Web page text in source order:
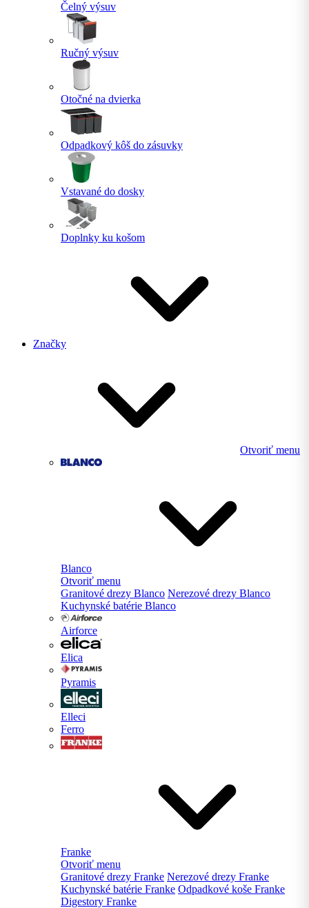
Čelný výsuv
Ručný výsuv
Otočné na dvierka
Odpadkový kôš do zásuvky
Vstavané do dosky
Doplnky ku košom
Značky
Otvoriť menu
Blanco
Otvoriť menu
Granitové drezy Blanco Nerezové drezy Blanco
Kuchynské batérie Blanco
Airforce
Elica
Pyramis
Elleci
Ferro
Franke
Otvoriť menu
Granitové drezy Franke Nerezové drezy Franke
Kuchynské batérie Franke Odpadkové koše Franke
Digestory Franke